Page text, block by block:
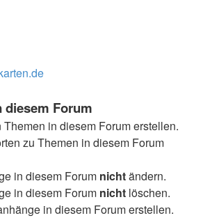
Forum
Themen in diesem Forum erstellen.
zu Themen in diesem Forum
in diesem Forum nichtändern.
in diesem Forum nicht löschen.
in diesem Forum erstellen.